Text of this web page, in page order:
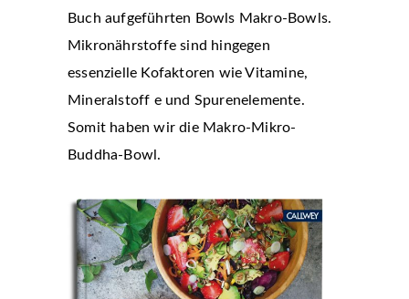
Buch aufgeführten Bowls Makro-Bowls.
Mikronährstoffe sind hingegen
essenzielle Kofaktoren wie Vitamine,
Mineralstoff e und Spurenelemente.
Somit haben wir die Makro-Mikro-
Buddha-Bowl.